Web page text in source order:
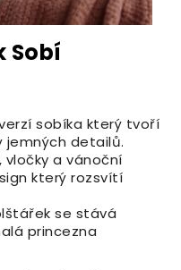
Sobí
sobíka který tvoří
jemných detailů.
vločky a vánoční
který rozsvítí
se stává
princezna